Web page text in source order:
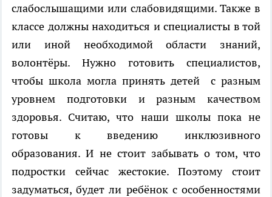
слабослышащими или слабовидящими. Также в
классе должны находиться и специалисты в той
или иной необходимой области знаний,
волонтёры. Нужно готовить специалистов,
чтобы школа могла принять детей с разным
уровнем подготовки и разным качеством
здоровья. Считаю, что наши школы пока не
готовы к введению инклюзивного
образования. И не стоит забывать о том, что
подростки сейчас жестокие. Поэтому стоит
задуматься, будет ли ребёнок с особенностями